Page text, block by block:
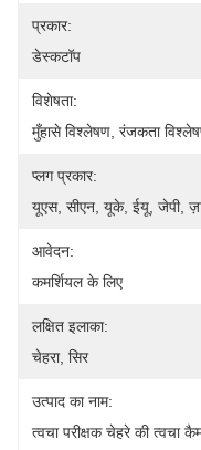
प्रकार:
डेस्कटॉप
विशेषता:
मुँहासे विश्लेषण, रंजकता
प्लग प्रकार:
यूएस, सीएन, यूके, ईयू, जेपी,
आवेदन:
कमर्शियल के लिए
लक्षित इलाका:
चेहरा, सिर
उत्पाद का नाम:
त्वचा परीक्षक चेहरे की त्वचा